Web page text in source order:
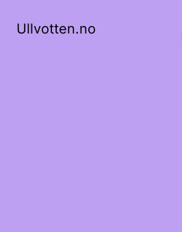
Ullvotten.no